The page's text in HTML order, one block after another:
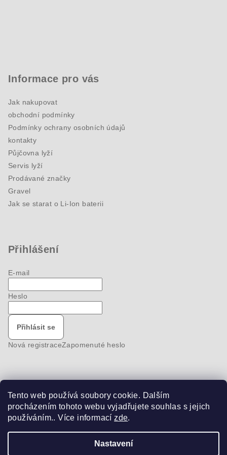
Tento web používá soubory cookie. Dalším
procházením tohoto webu vyjadřujete souhlas s jejich
používáním.. Více informacízde.
Nastavení
Informace pro vás
Jak nakupovat
obchodní podmínky
Podmínky ochrany osobních údajů
kontakty
Půjčovna lyží
Servis lyží
Prodávané značky
Gravel
Jak se starat o Li-Ion baterii
Přihlášení
E-mail
Heslo
Přihlásit se
Nová registraceZapomenuté heslo
Nákupní košík
0ks /0 Kč